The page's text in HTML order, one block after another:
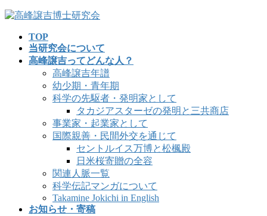
コ
ナ
TOP
当研究会について
高峰譲吉ってどんな人？
高峰譲吉年譜
幼少期・青年期
科学の先駆者・発明家として
タカジアスターゼの発明と三共商店
事業家・起業家として
国際親善・民間外交を通じて
セントルイス万博と松楓殿
日米桜寄贈の全容
関連人脈一覧
科学伝記マンガについて
Takamine Jokichi in English
お知らせ・寄稿